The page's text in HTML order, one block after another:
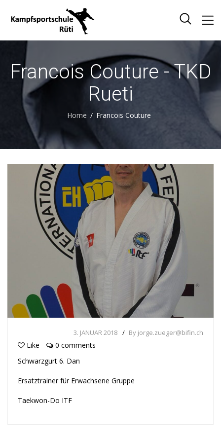
Francois Couture - TKD
Rueti
Home Francois Couture
3. JANUAR 2018 By jorge.zueger@bifin.ch
Like
0 comments
Schwarzgurt 6. Dan
Ersatztrainer für Erwachsene Gruppe
Taekwon-Do ITF